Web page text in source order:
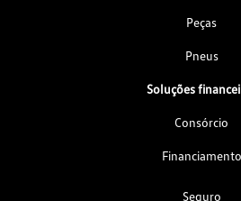
Peças
Pneus
Soluções
Consórcio
Financiamento
Seguro